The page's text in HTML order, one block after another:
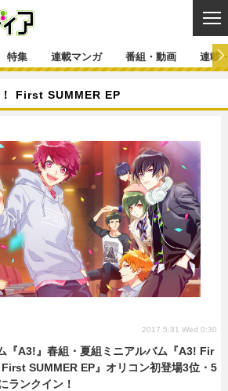
マンガ
音楽
イベント
コスプレ
新帝スタ
カバー
レポート
連載一覧
ラジオ
コラム
らせ
特集 連載マンガ 番組・動画 連載
First SUMMER EP
『A3!』春組・夏組ミニアルバム『A3! Fir
SUMMER EP』オリコン初登場3位・5
ランクイン！
2017.5.31 Wed 0:30